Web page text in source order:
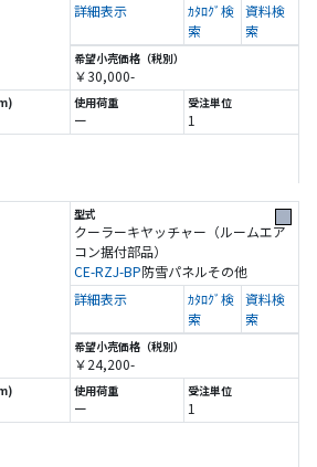
ー 1
￥30,000-
詳細表示
ｶﾀﾛｸﾞ検
索
資料検
索
クーラーキヤッチャー（ルームエア
コン据付部品）
CE-RZJ-BP防雪パネルその他
ー 1
￥24,200-
詳細表示
ｶﾀﾛｸﾞ検
索
資料検
索